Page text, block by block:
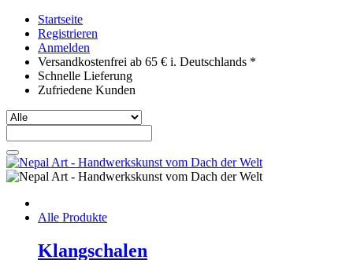
Startseite
Registrieren
Anmelden
Versandkostenfrei ab 65 € i. Deutschlands *
Schnelle Lieferung
Zufriedene Kunden
Alle Produkte
Klangschalen